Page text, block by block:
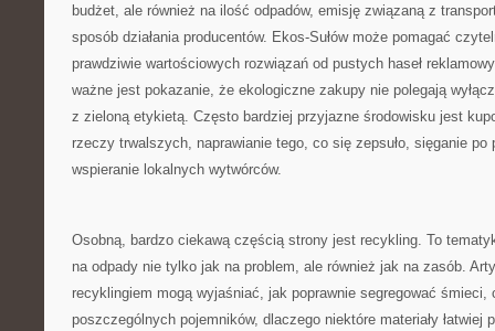
budżet, ale również na ilość odpadów, emisję związaną z
sposób działania producentów. Ekos-Sułów może pomagać
prawdziwie wartościowych rozwiązań od pustych haseł
ważne jest pokazanie, że ekologiczne zakupy nie polegają
z zieloną etykietą. Często bardziej przyjazne środowisku jest
rzeczy trwalszych, naprawianie tego, co się zepsuło, sięganie po
wspieranie lokalnych wytwórców.
Osobną, bardzo ciekawą częścią strony jest recykling. To
na odpady nie tylko jak na problem, ale również jak na zasób.
recyklingiem mogą wyjaśniać, jak poprawnie segregować śmieci,
poszczególnych pojemników, dlaczego niektóre materiały łatwiej